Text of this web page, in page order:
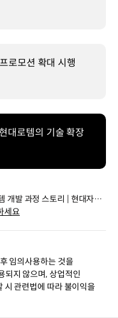
로모션 확대 시행
대로템의 기술 확장
개발 과정 스토리 | 현대자동
세요
임의사용하는 것을
되지 않으며, 상업적인
시 관련법에 따라 불이익을